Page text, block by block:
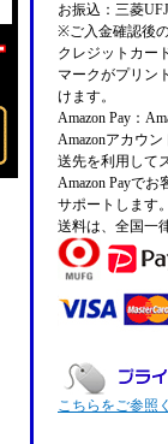
お振込：三菱
※ご入金確認後
クレジットカー
マークがプリン
けます。
Amazon Pay：
Amazonアカウ
送先を利用して
Amazon Payで
サポートします。
送料は、全国一
こちらをご参照